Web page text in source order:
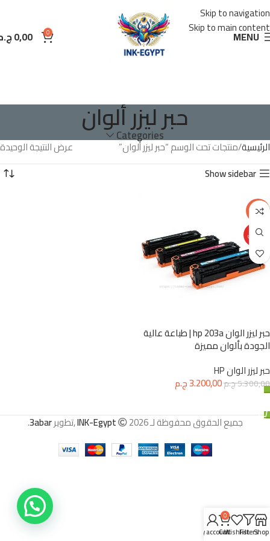
Skip to navigation
Skip to main content
MENU
0
0,00
حبر ليزر ألوان
Categories
الرئيسية منتجات تحت الوسم “حبر ليزر ألوان”
عرض النتيجة الوحيدة
Show sidebar
-40%
تخفيض
حبر ليزر الوان hp 203a | طباعة عالية
الجودة بألوان مميزة
حبر ليزر الوان HP
5.300,00ج.م3.200,00ج.م
جميع الحقوق محفوظة لـ INK-Egypt 2026 ,تطوير 3abar
.
Shop
Filters
Wishlist
0
Cart
My account